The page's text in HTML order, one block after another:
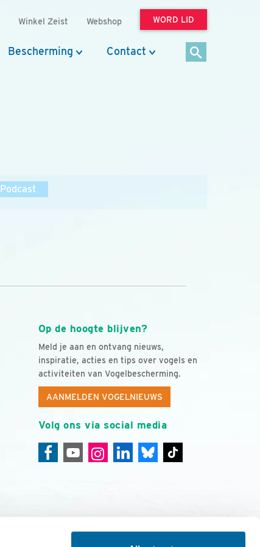
Winkel Zeist Webshop WORD LID
Bescherming Contact
Podcast
Op de hoogte blijven?
Meld je aan en ontvang nieuws,
inspiratie, acties en tips over vogels en
activiteiten van Vogelbescherming.
AANMELDEN VOGELNIEUWS
Volg ons via social media